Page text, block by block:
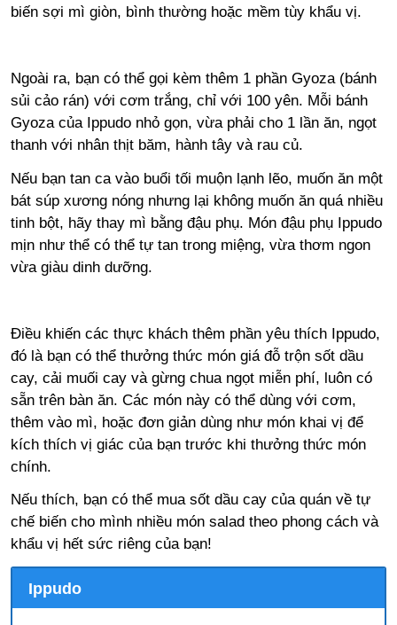
biến sợi mì giòn, bình thường hoặc mềm tùy khẩu vị.
Ngoài ra, bạn có thể gọi kèm thêm 1 phần Gyoza (bánh
sủi cảo rán) với cơm trắng, chỉ với 100 yên. Mỗi bánh
Gyoza của Ippudo nhỏ gọn, vừa phải cho 1 lần ăn, ngọt
thanh với nhân thịt băm, hành tây và rau củ.
Nếu bạn tan ca vào buổi tối muộn lạnh lẽo, muốn ăn một
bát súp xương nóng nhưng lại không muốn ăn quá nhiều
tinh bột, hãy thay mì bằng đậu phụ. Món đậu phụ Ippudo
mịn như thể có thể tự tan trong miệng, vừa thơm ngon
vừa giàu dinh dưỡng.
Điều khiến các thực khách thêm phần yêu thích Ippudo,
đó là bạn có thể thưởng thức món giá đỗ trộn sốt dầu
cay, cải muối cay và gừng chua ngọt miễn phí, luôn có
sẵn trên bàn ăn. Các món này có thể dùng với cơm,
thêm vào mì, hoặc đơn giản dùng như món khai vị để
kích thích vị giác của bạn trước khi thưởng thức món
chính.
Nếu thích, bạn có thể mua sốt dầu cay của quán về tự
chế biến cho mình nhiều món salad theo phong cách và
khẩu vị hết sức riêng của bạn!
Ippudo